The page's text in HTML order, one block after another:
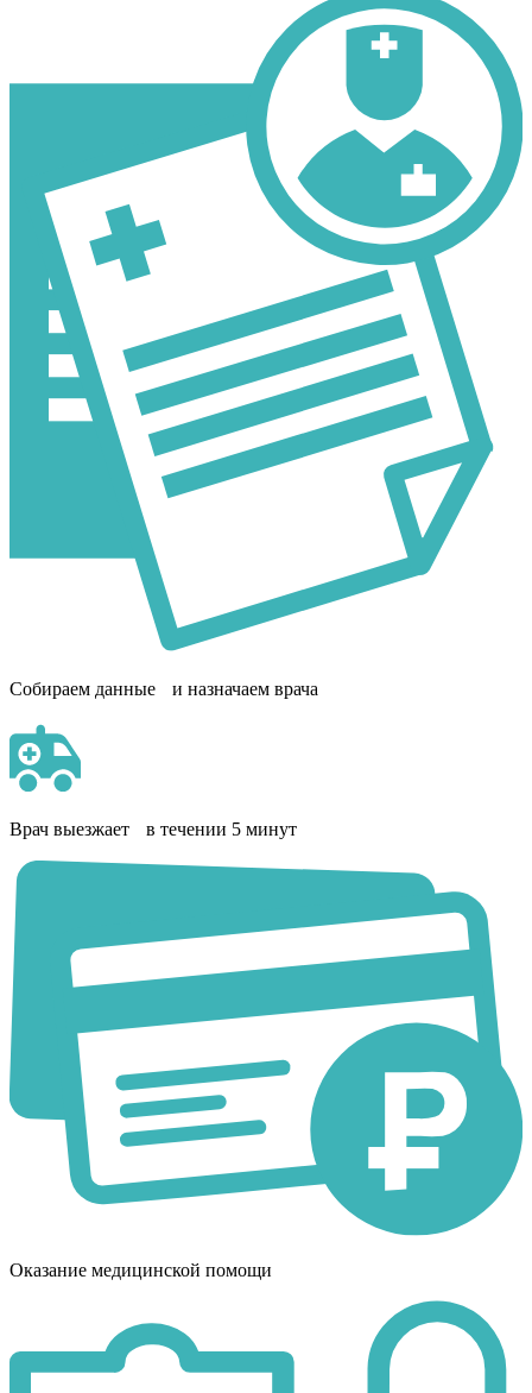
Собираем данные и назначаем врача
Врач выезжает в течении 5 минут
Оказание медицинской помощи